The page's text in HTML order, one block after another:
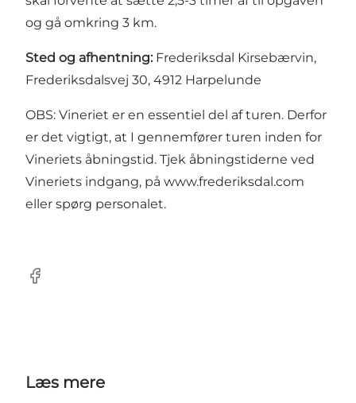
og gå omkring 3 km.
Sted og afhentning: Frederiksdal Kirsebærvin,
Frederiksdalsvej 30, 4912 Harpelunde
OBS: Vineriet er en essentiel del af turen. Derfor
er det vigtigt, at I gennemfører turen inden for
Vineriets åbningstid. Tjek åbningstiderne ved
Vineriets indgang, på www.frederiksdal.com
eller spørg personalet.
Facebook
Læs mere